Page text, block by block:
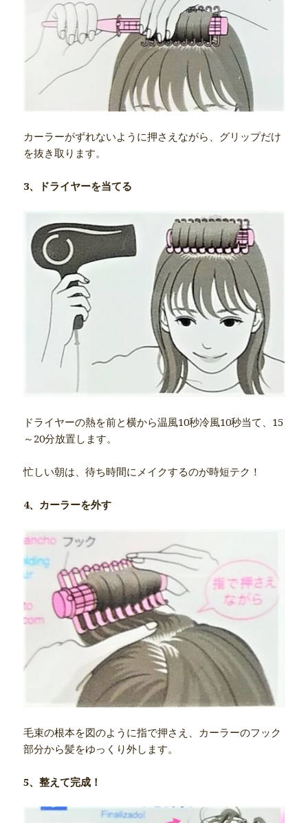
カーラーがずれないように押さえながら、グリップだけ
を抜き取ります。
3、ドライヤーを当てる
ドライヤーの熱を前と横から温風10秒冷風10秒当て、15
～20分放置します。
忙しい朝は、待ち時間にメイクするのが時短テク！
4、カーラーを外す
毛束の根本を図のように指で押さえ、カーラーのフック
部分から髪をゆっくり外します。
5、整えて完成！